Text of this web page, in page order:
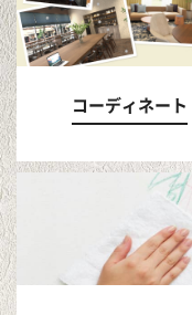
コーディネート